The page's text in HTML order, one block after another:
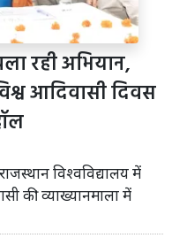
रही अभियान,
आदिवासी दिवस
विश्वविद्यालय में
की' व्याख्यानमाला में